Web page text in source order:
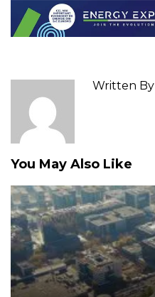
Written By
You May Also Like